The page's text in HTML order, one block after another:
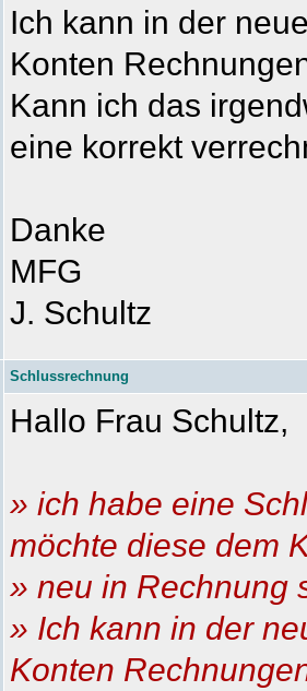
Ich kann in der
Konten
Kann ich das
eine korrekt
Danke
MFG
J. Schultz
Schlussrechnung
Hallo Frau Schultz,
» ich habe eine
möchte diese dem
» neu in Rechnung
» Ich kann in der
Konten